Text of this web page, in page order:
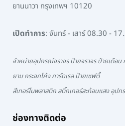
ยานนาวา กรุงเทพฯ 10120
เปิดทำการ: จันทร์ - เสาร์ 08.30 -
จำหน่ายอุปกรณ์จราจร ป้ายจราจร ป้ายเตือ
ยาม กระจกโค้ง การ์ดเรล ป้ายเซฟตี้
สีเทอร์โมพลาสติก สติ๊กเกอร์สะท้อนแสง อุป
ช่องทางติดต่อ